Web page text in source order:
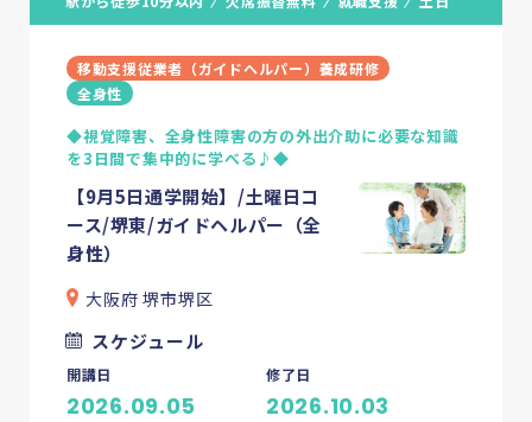
移動支援従業者（ガイドヘルパー）養成研修
全身性
◆視覚障害、全身性障害の方の外出介助に必要な知識
を3日間で集中的に学べる♪◆
【9月5日通学開始】/土曜日コ
ース/堺東/ガイドヘルパー（全
身性）
大阪府 堺市堺区
スケジュール
開講日
2026.09.05
修了日
2026.10.03